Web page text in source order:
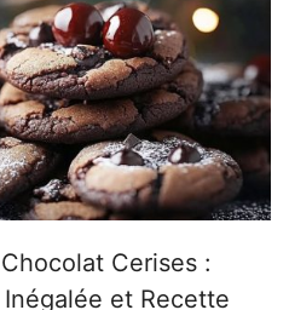
Cerises :
et Recette